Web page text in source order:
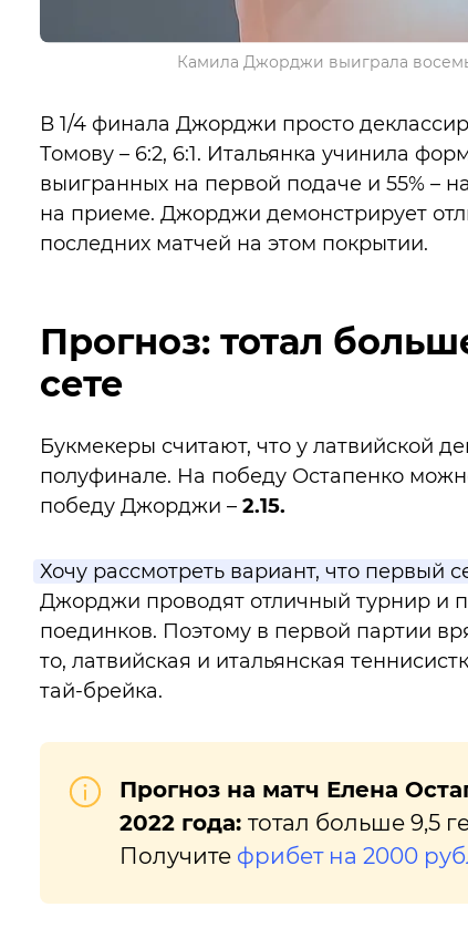
Камила Джорджи выиграла
В 1/4 финала Джорджи просто
Томову – 6:2, 6:1. Итальянка учинила
выигранных на первой подаче и 55% –
на приеме. Джорджи демонстрирует
последних матчей на этом покрытии.
Прогноз: тотал
сете
Букмекеры считают, что у латвийской
полуфинале. На победу Остапенко
победу Джорджи –2.15.
Хочу рассмотреть вариант, что первый
Джорджи проводят отличный турнир и
поединков. Поэтому в первой партии
то, латвийская и итальянская
тай-брейка.
Прогноз на матч Елена
2022 года: тотал больше 9,5
Получите фрибет на 2000